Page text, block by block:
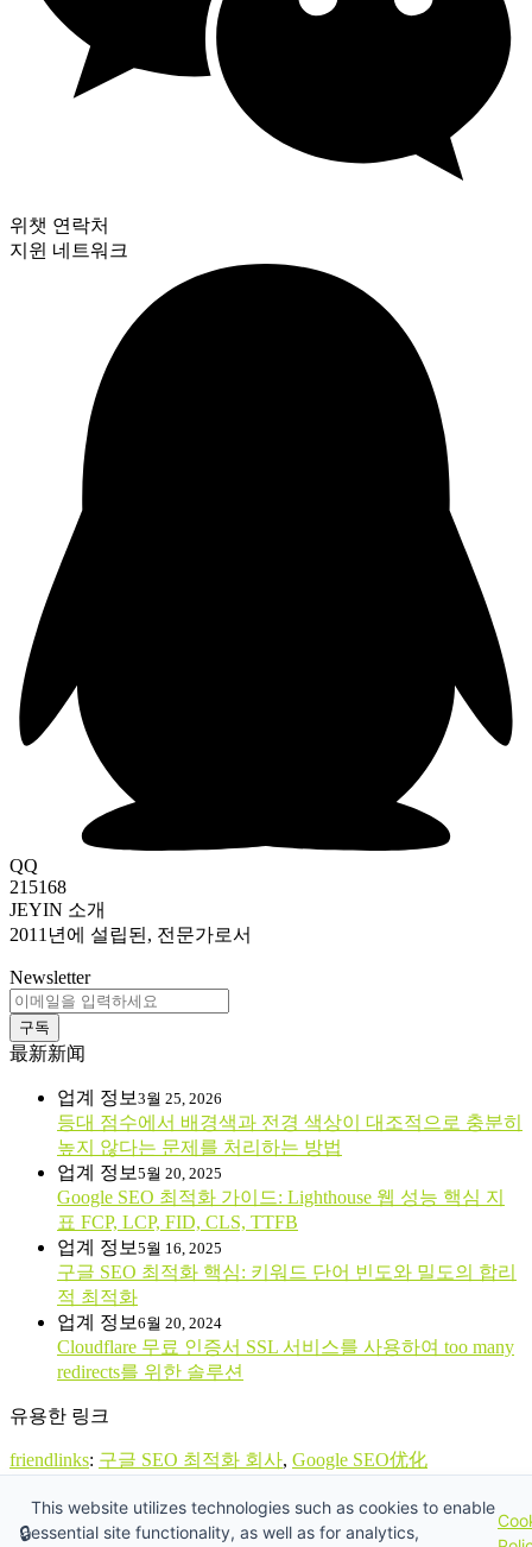
위챗 연락처
지윈 네트워크
QQ
215168
JEYIN 소개
2011년에 설립된, 전문가로서
Newsletter
구독
最新新闻
업계 정보 3월 25, 2026
등대 점수에서 배경색과 전경 색상이 대조적으로 충분히
높지 않다는 문제를 처리하는 방법
업계 정보 5월 20, 2025
Google SEO 최적화 가이드: Lighthouse 웹 성능 핵심 지
표 FCP, LCP, FID, CLS, TTFB
업계 정보 5월 16, 2025
구글 SEO 최적화 핵심: 키워드 단어 빈도와 밀도의 합리
적 최적화
업계 정보 6월 20, 2024
Cloudflare 무료 인증서 SSL 서비스를 사용하여 too many
redirects를 위한 솔루션
유용한 링크
friendlinks: 구글 SEO 최적화 회사, Google SEO优化
中文-English-한국어-Español-Русский-العربية
Copyright © 2011 - 2026 厦门杰赢网络科技有限公司 All Right
🔒
This website utilizes technologies such as cookies to enable
essential site functionality, as well as for analytics,